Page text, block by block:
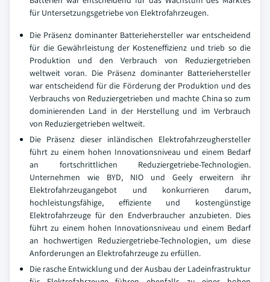
für Untersetzungsgetriebe von Elektrofahrzeugen.
Die Präsenz dominanter Batteriehersteller war entscheidend
für die Gewährleistung der Kosteneffizienz und trieb so die
Produktion und den Verbrauch von Reduziergetrieben
weltweit voran. Die Präsenz dominanter Batteriehersteller
war entscheidend für die Förderung der Produktion und des
Verbrauchs von Reduziergetrieben und machte China so zum
dominierenden Land in der Herstellung und im Verbrauch
von Reduziergetrieben weltweit.
Die Präsenz dieser inländischen Elektrofahrzeughersteller
führt zu einem hohen Innovationsniveau und einem Bedarf
an fortschrittlichen Reduziergetriebe-Technologien.
Unternehmen wie BYD, NIO und Geely erweitern ihr
Elektrofahrzeugangebot und konkurrieren darum,
hochleistungsfähige, effiziente und kostengünstige
Elektrofahrzeuge für den Endverbraucher anzubieten. Dies
führt zu einem hohen Innovationsniveau und einem Bedarf
an hochwertigen Reduziergetriebe-Technologien, um diese
Anforderungen an Elektrofahrzeuge zu erfüllen.
Die rasche Entwicklung und der Ausbau der Ladeinfrastruktur